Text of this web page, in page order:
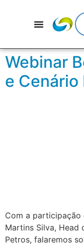
Webinar
e
Com a participação
Martins Silva, Head
Petros, falaremos